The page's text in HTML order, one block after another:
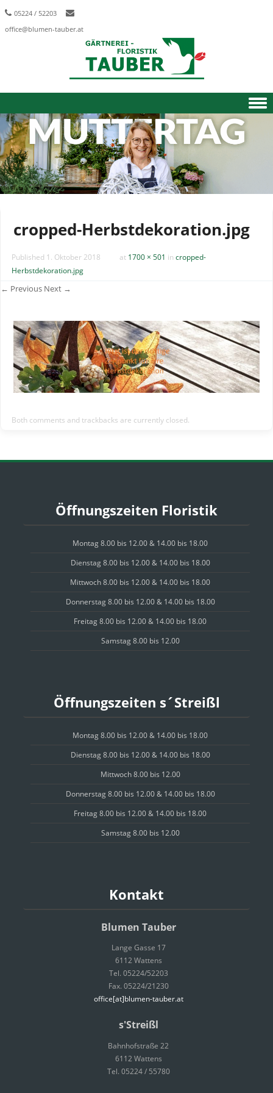
05224 / 52203
office@blumen-tauber.at
Skip to content
cropped-Herbstdekoration.jpg
Published 1. Oktober 2018 at 1700 × 501 in cropped-
Herbstdekoration.jpg
← Previous Next →
Both comments and trackbacks are currently closed.
Öffnungszeiten Floristik
Montag 8.00 bis 12.00 & 14.00 bis 18.00
Dienstag 8.00 bis 12.00 & 14.00 bis 18.00
Mittwoch 8.00 bis 12.00 & 14.00 bis 18.00
Donnerstag 8.00 bis 12.00 & 14.00 bis 18.00
Freitag 8.00 bis 12.00 & 14.00 bis 18.00
Samstag 8.00 bis 12.00
Öffnungszeiten s´Streißl
Montag 8.00 bis 12.00 & 14.00 bis 18.00
Dienstag 8.00 bis 12.00 & 14.00 bis 18.00
Mittwoch 8.00 bis 12.00
Donnerstag 8.00 bis 12.00 & 14.00 bis 18.00
Freitag 8.00 bis 12.00 & 14.00 bis 18.00
Samstag 8.00 bis 12.00
Kontakt
Blumen Tauber
Lange Gasse 17
6112 Wattens
Tel. 05224/52203
Fax. 05224/21230
office[at]blumen-tauber.at
s'Streißl
Bahnhofstraße 22
6112 Wattens
Tel. 05224 / 55780